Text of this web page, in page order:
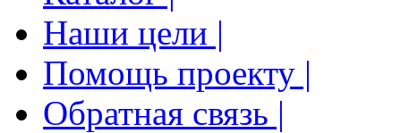
Наши цели |
Помощь проекту |
Обратная связь |